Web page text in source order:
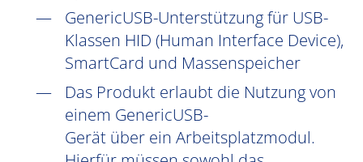
GenericUSB-Unterstützung für USB-
Klassen HID (Human Interface Device),
SmartCard und Massenspeicher
Das Produkt erlaubt die Nutzung von
einem GenericUSB-
Gerät über ein Arbeitsplatzmodul.